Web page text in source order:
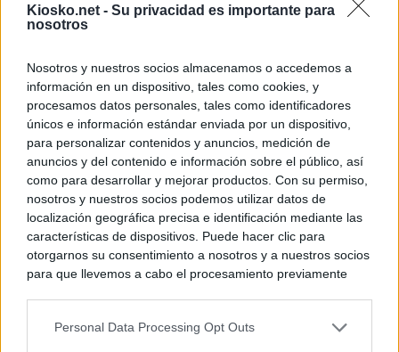
Kiosko.net - Su privacidad es importante para
nosotros
Nosotros y nuestros socios almacenamos o accedemos a
información en un dispositivo, tales como cookies, y
procesamos datos personales, tales como identificadores
únicos e información estándar enviada por un dispositivo,
para personalizar contenidos y anuncios, medición de
anuncios y del contenido e información sobre el público, así
como para desarrollar y mejorar productos. Con su permiso,
nosotros y nuestros socios podemos utilizar datos de
localización geográfica precisa e identificación mediante las
características de dispositivos. Puede hacer clic para
otorgarnos su consentimiento a nosotros y a nuestros socios
para que llevemos a cabo el procesamiento previamente
negar su consentimiento. Tenga en cuenta que algún
Personal Data Processing Opt Outs